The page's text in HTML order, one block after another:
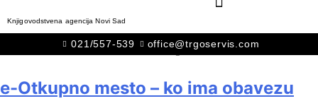
Knjigovodstvena agencija Novi Sad
021/557-539 office@trgoservis.com
Ознака:#eotkupnomesto
e-Otkupno mesto – ko ima obavezu